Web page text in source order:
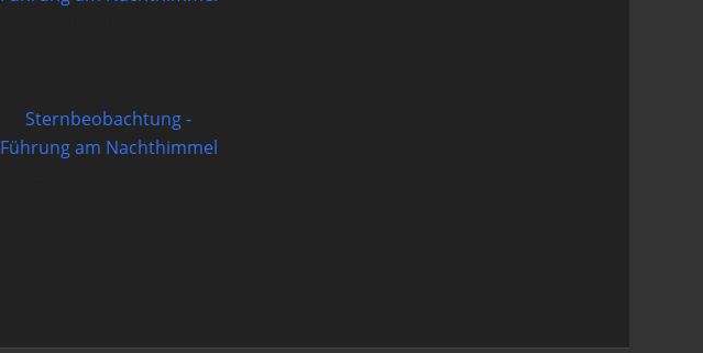
Sternbeobachtung -
Führung am Nachthimmel